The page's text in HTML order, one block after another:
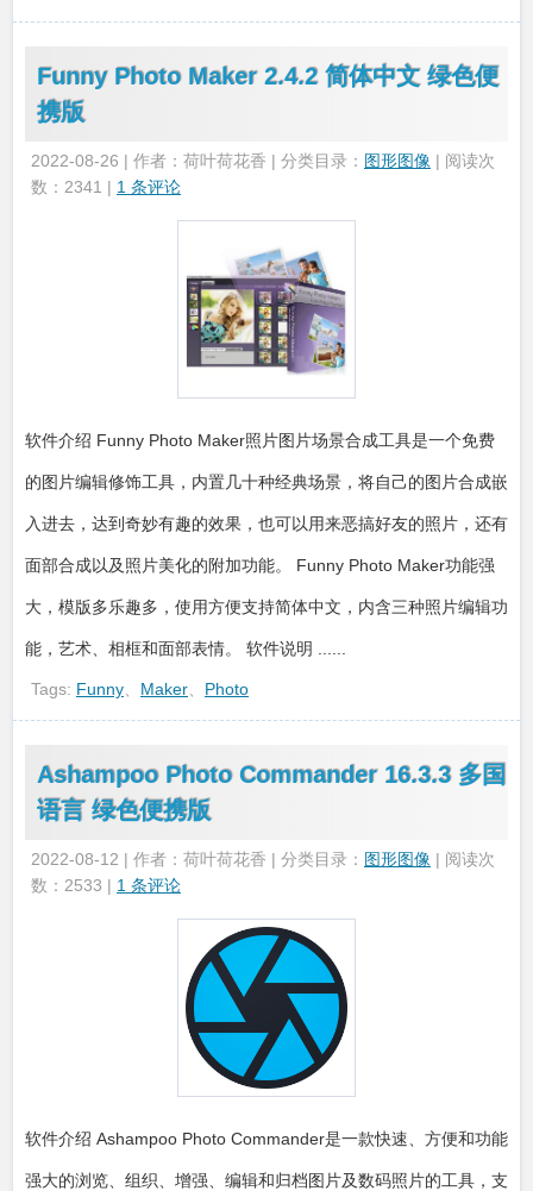
Funny Photo Maker 2.4.2 简体中文 绿色便
携版
2022-08-26 | 作者：荷叶荷花香 | 分类目录： 图形图像 | 阅读次
数：2341 | 1 条评论
软件介绍 Funny Photo Maker照片图片场景合成工具是一个免费
的图片编辑修饰工具，内置几十种经典场景，将自己的图片合成嵌
入进去，达到奇妙有趣的效果，也可以用来恶搞好友的照片，还有
面部合成以及照片美化的附加功能。 Funny Photo Maker功能强
大，模版多乐趣多，使用方便支持简体中文，内含三种照片编辑功
能，艺术、相框和面部表情。 软件说明 ......
Tags: Funny Maker Photo
Ashampoo Photo Commander 16.3.3 多国
语言 绿色便携版
2022-08-12 | 作者：荷叶荷花香 | 分类目录： 图形图像 | 阅读次
数：2533 | 1 条评论
软件介绍 Ashampoo Photo Commander是一款快速、方便和功能
强大的浏览、组织、增强、编辑和归档图片及数码照片的工具，支